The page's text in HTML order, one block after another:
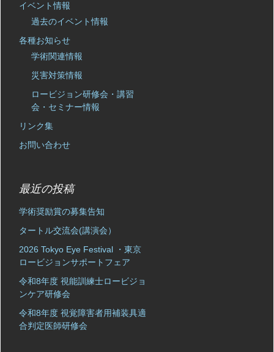
イベント情報
過去のイベント情報
各種お知らせ
学術関連情報
災害対策情報
ロービジョン研修会・講習
会・セミナー情報
リンク集
お問い合わせ
最近の投稿
学術奨励賞の募集告知
タートル交流会(講演会）
2026 Tokyo Eye Festival ・東京
ロービジョンサポートフェア
令和8年度 視能訓練士ロービジョ
ンケア研修会
令和8年度 視覚障害者用補装具適
合判定医師研修会